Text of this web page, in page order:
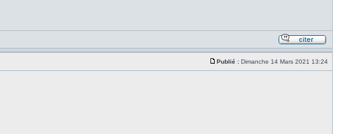
Publié : Dimanche 14 Mars 2021 13:24